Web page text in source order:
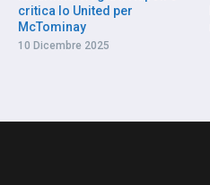
critica lo United per
McTominay
10 Dicembre 2025